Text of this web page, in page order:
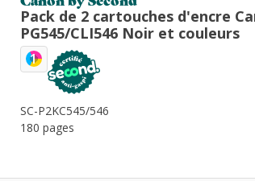
Pack de 2 cartouches d'encre
PG545/CLI546 Noir et couleurs
1
SC-P2KC545/546
180 pages